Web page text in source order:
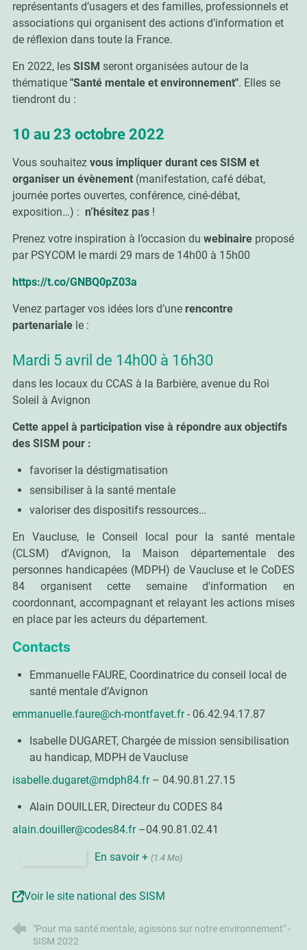
représentants d’usagers et des familles,professionnels et
associations qui organisent des actions d’information et
de réflexion dans toute la France.
En 2022, les SISM seront organisées autour de la
thématique"Santé mentale et environnement". Elles se
tiendront du :
10 au 23 octobre 2022
Vous souhaitez vous impliquer durant ces SISM et
organiser un évènement(manifestation, café débat,
journée portes ouvertes, conférence, ciné-débat,
exposition…) : n’hésitez pas!
Prenez votre inspiration à l’occasion du webinaire proposé
par PSYCOM le mardi 29 mars de 14h00 à 15h00
https://t.co/GNBQ0pZ03a
Venez partager vos idées lors d’une rencontre
partenarialele :
Mardi 5 avril de 14h00 à 16h30
dans les locaux du CCAS à la Barbière, avenue du Roi
Soleil à Avignon
Cette appel à participation vise à répondre aux objectifs
des SISM pour :
favoriser la déstigmatisation
sensibiliser à la santé mentale
valoriser des dispositifs ressources…
En Vaucluse, le Conseil local pour la santé mentale
(CLSM) d'Avignon, la Maison départementale des
personnes handicapées (MDPH) de Vaucluse et le CoDES
84 organisent cette semaine d'information en
coordonnant, accompagnant et relayant les actions mises
en place par les acteurs du département.
Contacts
Emmanuelle FAURE, Coordinatrice du conseil local de
santé mentale d’Avignon
emmanuelle.faure@ch-montfavet.fr- 06.42.94.17.87
Isabelle DUGARET, Chargée de mission sensibilisation
au handicap, MDPH de Vaucluse
isabelle.dugaret@mdph84.fr– 04.90.81.27.15
Alain DOUILLER, Directeur du CODES 84
alain.douiller@codes84.fr–04.90.81.02.41
En savoir + (1.4 Mo)
Voir le site national des SISM
"Pour ma santé mentale, agissons sur notre environnement" -
SISM 2022